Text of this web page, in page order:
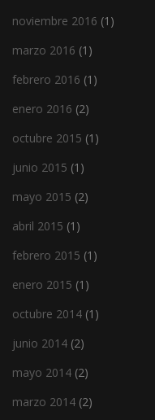
noviembre 2016 (1)
marzo 2016 (1)
febrero 2016 (1)
enero 2016 (2)
octubre 2015 (1)
junio 2015 (1)
mayo 2015 (2)
abril 2015 (1)
febrero 2015 (1)
enero 2015 (1)
octubre 2014 (1)
junio 2014 (2)
mayo 2014 (2)
marzo 2014 (2)